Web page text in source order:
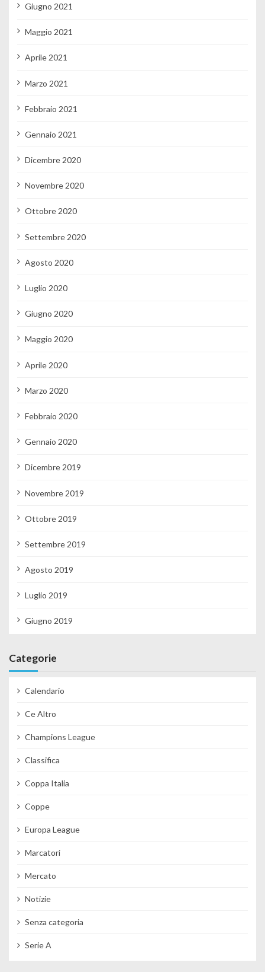
Giugno 2021
Maggio 2021
Aprile 2021
Marzo 2021
Febbraio 2021
Gennaio 2021
Dicembre 2020
Novembre 2020
Ottobre 2020
Settembre 2020
Agosto 2020
Luglio 2020
Giugno 2020
Maggio 2020
Aprile 2020
Marzo 2020
Febbraio 2020
Gennaio 2020
Dicembre 2019
Novembre 2019
Ottobre 2019
Settembre 2019
Agosto 2019
Luglio 2019
Giugno 2019
Categorie
Calendario
Ce Altro
Champions League
Classifica
Coppa Italia
Coppe
Europa League
Marcatori
Mercato
Notizie
Senza categoria
Serie A